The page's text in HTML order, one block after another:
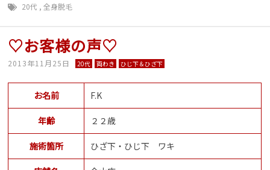
20代 ,全身脱毛
♡お客様の声♡
2013年11月25日 20代 両わき ひじ下＆ひざ下
お名前 F.K
年齢 ２２歳
施術箇所 ひざ下・ひじ下 ワキ